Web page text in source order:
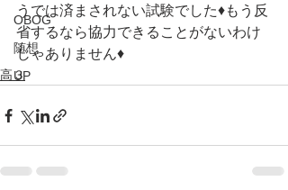
OBOG
随想
UP
うでは済まされない試験でした♦もう反
省するなら協力できることがないわけ
じゃありません♦
高３